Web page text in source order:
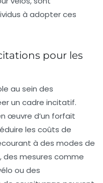
à adopter ces
pour les
au sein des
un cadre incitatif.
œuvre d’un forfait
les coûts de
à des modes de
des mesures comme
ou des